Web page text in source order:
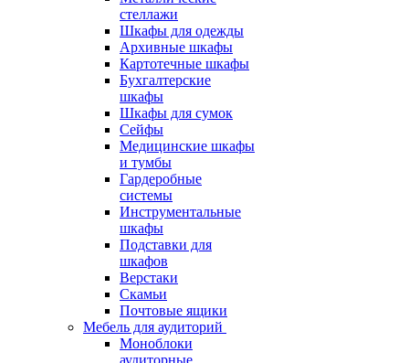
стеллажи
Шкафы для одежды
Архивные шкафы
Картотечные шкафы
Бухгалтерские
шкафы
Шкафы для сумок
Сейфы
Медицинские шкафы
и тумбы
Гардеробные
системы
Инструментальные
шкафы
Подставки для
шкафов
Верстаки
Скамьи
Почтовые ящики
Мебель для аудиторий
Моноблоки
аудиторные